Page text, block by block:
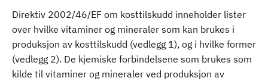
Direktiv 2002/46/EF om kosttilskudd inneholder lister
over hvilke vitaminer og mineraler som kan brukes i
produksjon av kosttilskudd (vedlegg 1), og i hvilke former
(vedlegg 2). De kjemiske forbindelsene som brukes som
kilde til vitaminer og mineraler ved produksjon av